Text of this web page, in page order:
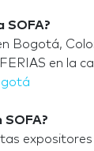
SOFA?
Bogotá,
en la
SOFA?